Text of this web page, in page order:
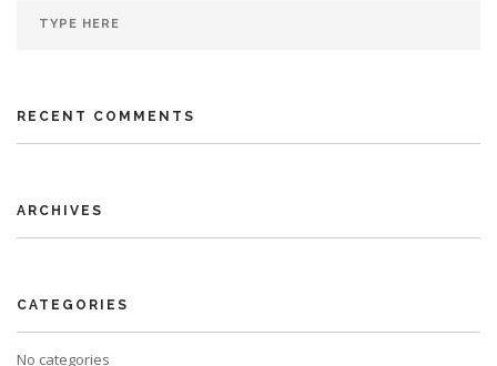
RECENT COMMENTS
ARCHIVES
CATEGORIES
No categories